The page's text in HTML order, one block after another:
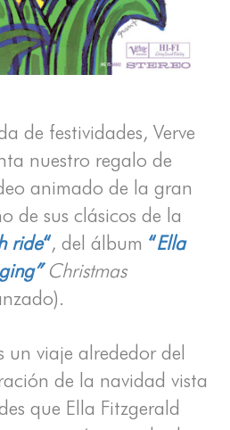
de festividades, Verve
nuestro regalo de
animado de la gran
de sus clásicos de la
ride“, del álbum “Ella
Christmas
un viaje alrededor del
de la navidad vista
que Ella Fitzgerald